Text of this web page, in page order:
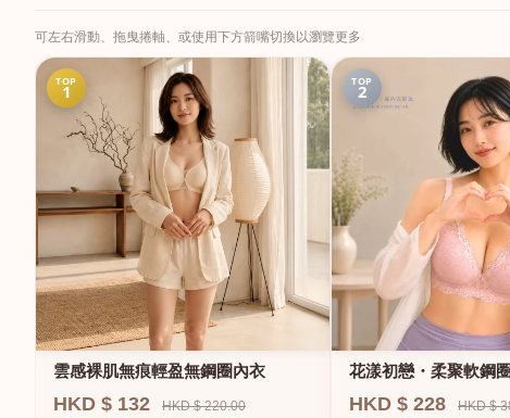
可左右滑動、拖曳捲軸、或使用下方箭嘴切換以瀏覽更多
TOP
1
雲感裸肌無痕輕盈無鋼圈內衣
HKD $ 132 HKD $ 220.00
TOP
2
花漾初戀・柔聚軟鋼
HKD $ 228 HKD $